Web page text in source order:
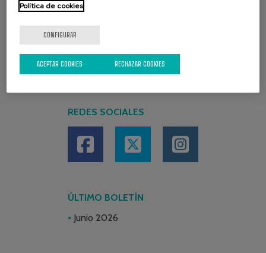
REDES SOCIALES
ÚLTIMO BOLETÍN
Junio 2026
Política de cookies
CONFIGURAR
RECHAZAR COOKIES
ACEPTAR COOKIES